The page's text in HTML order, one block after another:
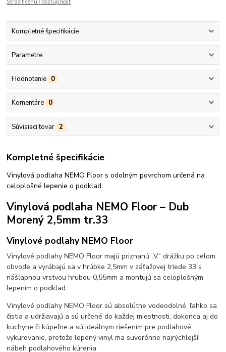
Strážiť cenu / dostupnosť
Kompletné špecifikácie
Parametre
Hodnotenie 0
Komentáre 0
Súvisiaci tovar 2
Kompletné špecifikácie
Vinylová podlaha NEMO Floor s odolným povrchom určená na
celoplošné lepenie o podklad.
Vinylová podlaha NEMO Floor – Dub
Morený 2,5mm tr.33
Vinylové podlahy NEMO Floor
Vinylové podlahy NEMO Floor majú priznanú „V“ drážku po celom
obvode a vyrábajú sa v hrúbke 2,5mm v záťažovej triede 33 s
nášľapnou vrstvou hrubou 0,55mm a montujú sa celoplošným
lepením o podklad.
Vinylové podlahy NEMO Floor sú absolútne vodeodolné, ľahko sa
čistia a udržiavajú a sú určené do každej miestnosti, dokonca aj do
kuchyne či kúpeľne a sú ideálnym riešením pre podlahové
vykurovanie, pretože lepený vinyl ma suverénne najrýchlejší
nábeh podlahového kúrenia.